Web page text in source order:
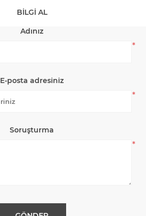
BILGI AL
Adınız
*
E-posta adresiniz
*
Soruşturma
*